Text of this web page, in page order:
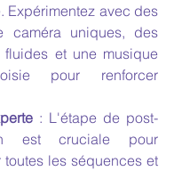
Expérimentez avec des
caméra uniques, des
fluides et une musique
pour renforcer
: L'étape de post-
est cruciale pour
toutes les séquences et